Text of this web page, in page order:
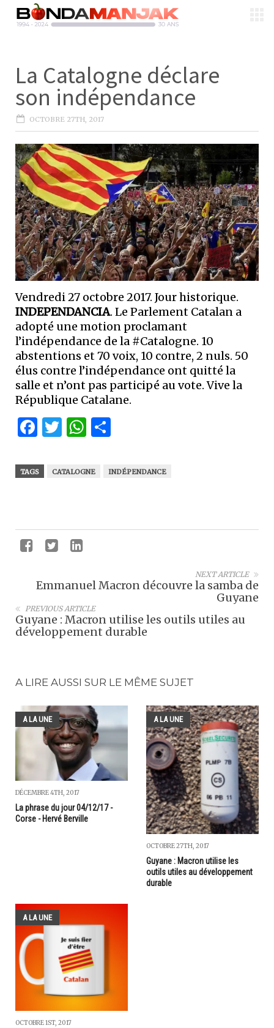
La Catalogne déclare
son indépendance
OCTOBRE 27TH, 2017
Vendredi 27 octobre 2017. Jour historique.
INDEPENDANCIA. Le Parlement Catalan a
adopté une motion proclamant
l’indépendance de la #Catalogne. 10
abstentions et 70 voix, 10 contre, 2 nuls. 50
élus contre l’indépendance ont quitté la
salle et n’ont pas participé au vote. Vive la
République Catalane.
Facebook
Twitter
WhatsApp
TAGS CATALOGNE INDÉPENDANCE
NEXT ARTICLE
Emmanuel Macron découvre la samba de
Guyane
PREVIOUS ARTICLE
Guyane : Macron utilise les outils utiles au
développement durable
A LIRE AUSSI SUR LE MÊME SUJET
A LA UNE
DÉCEMBRE 4TH, 2017
La phrase du jour 04/12/17 -
Corse - Hervé Berville
A LA UNE
OCTOBRE 27TH, 2017
Guyane : Macron utilise les
outils utiles au développement
durable
A LA UNE
OCTOBRE 1ST, 2017